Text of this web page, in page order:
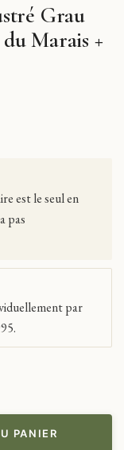
Grau
Marais +
est le seul en
pas
par
PANIER